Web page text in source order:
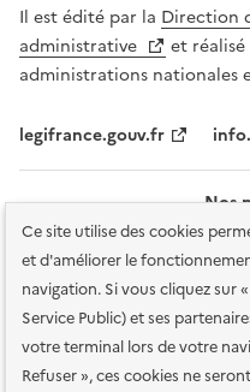
Ce site utilise des cookies
et d'améliorer le
navigation. Si vous cliquez sur
Service Public) et ses
votre terminal lors de votre
Refuser », ces cookies ne
Il est édité par la Direction
administrative
et
administrations nationales
legifrance.gouv.fr
Nos
Plan du site Accessibilité :